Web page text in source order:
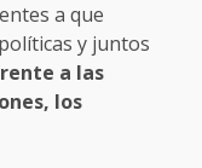
a que
y juntos
a las
los